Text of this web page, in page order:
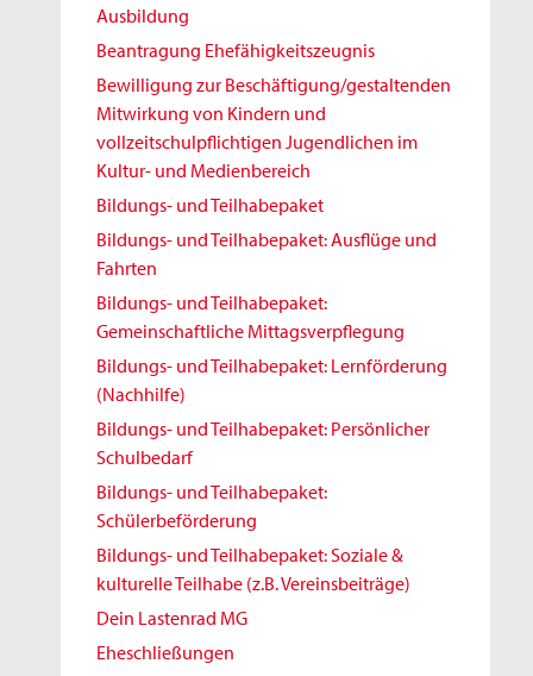
Ausbildung
Beantragung Ehefähigkeitszeugnis
Bewilligung zur Beschäftigung/gestaltenden
Mitwirkung von Kindern und
vollzeitschulpflichtigen Jugendlichen im
Kultur- und Medienbereich
Bildungs- und Teilhabepaket
Bildungs- und Teilhabepaket: Ausflüge und
Fahrten
Bildungs- und Teilhabepaket:
Gemeinschaftliche Mittagsverpflegung
Bildungs- und Teilhabepaket: Lernförderung
(Nachhilfe)
Bildungs- und Teilhabepaket: Persönlicher
Schulbedarf
Bildungs- und Teilhabepaket:
Schülerbeförderung
Bildungs- und Teilhabepaket: Soziale &
kulturelle Teilhabe (z.B. Vereinsbeiträge)
Dein Lastenrad MG
Eheschließungen